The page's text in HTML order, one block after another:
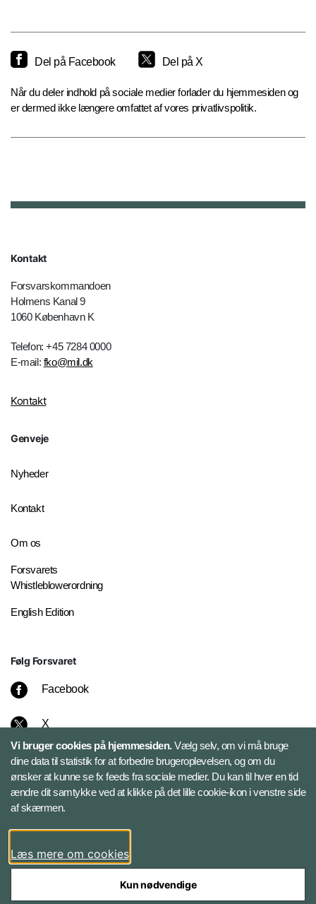
Del på Facebook Del på X
Når du deler indhold på sociale medier forlader du hjemmesiden og
er dermed ikke længere omfattet af vores privatlivspolitik.
Kontakt
Forsvarskommandoen
Holmens Kanal 9
1060 København K
Telefon: +45 7284 0000
E-mail: fko@mil.dk
Kontakt
Genveje
Nyheder
Kontakt
Om os
Forsvarets
Whistleblowerordning
English Edition
Følg Forsvaret
Facebook
X
Instagram
Bluesky
LinkedIn
Vi bruger cookies på hjemmesiden.Vælg selv, om vi må bruge
dine data til statistik for at forbedre brugeroplevelsen, og om du
ønsker at kunne se fx feeds fra sociale medier. Du kan til hver en tid
ændre dit samtykke ved at klikke på det lille cookie-ikon i venstre side
af skærmen.
Læs mere om cookies
Kun nødvendige